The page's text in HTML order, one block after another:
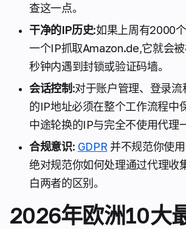
查这一点。
干净的IP历史:如果上周有2000
一个IP抓取Amazon.de,它就会
秒钟内遇到封锁或验证码墙。
会话控制:对于账户管理、登录
的IP地址必须在整个工作流程中
中途轮换的IP与完全不使用代理
合规意识: GDPR 并不规范你使
绝对规范你如何处理通过代理收
白两者的区别。
2026年欧洲10大